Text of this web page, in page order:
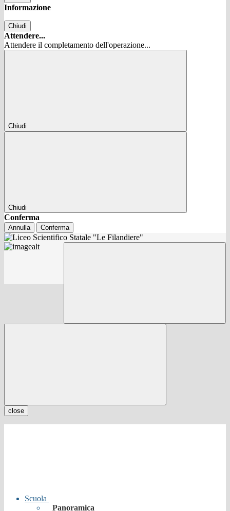
Informazione
Chiudi
Attendere...
Attendere il completamento dell'operazione...
Chiudi
Chiudi
Conferma
Annulla Conferma
close
Scuola
Panoramica